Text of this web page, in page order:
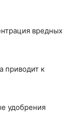
вредных
приводит к
удобрения